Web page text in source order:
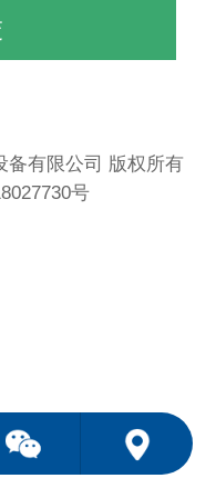
备有限公司 版权所有
号